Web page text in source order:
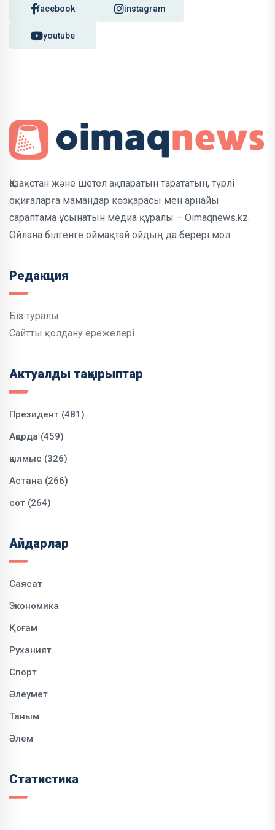
facebook instagram
youtube
Қазақстан және шетел ақпаратын тарататын, түрлі
оқиғаларға мамандар көзқарасы мен арнайы
сараптама ұсынатын медиа құралы – Oimaqnews.kz.
Ойлана білгенге оймақтай ойдың да берері мол.
Редакция
Біз туралы
Сайтты қолдану ережелері
Актуалды тақырыптар
Президент (481)
Ақорда (459)
қылмыс (326)
Астана (266)
сот (264)
Айдарлар
Саясат
Экономика
Қоғам
Руханият
Спорт
Әлеумет
Таным
Әлем
Статистика